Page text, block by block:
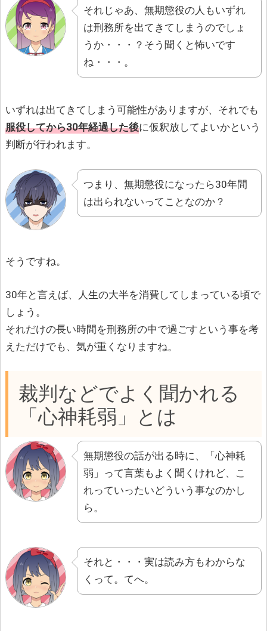
それじゃあ、無期懲役の人もいずれ
は刑務所を出てきてしまうのでしょ
うか・・・？そう聞くと怖いです
ね・・・。
いずれは出てきてしまう可能性がありますが、それでも
服役してから30年経過した後に仮釈放してよいかという
判断が行われます。
つまり、無期懲役になったら30年間
は出られないってことなのか？
そうですね。
30年と言えば、人生の大半を消費してしまっている頃で
しょう。
それだけの長い時間を刑務所の中で過ごすという事を考
えただけでも、気が重くなりますね。
裁判などでよく聞かれる
「心神耗弱」とは
無期懲役の話が出る時に、「心神耗
弱」って言葉もよく聞くけれど、こ
れっていったいどういう事なのかし
ら。
それと・・・実は読み方もわからな
くって。てへ。